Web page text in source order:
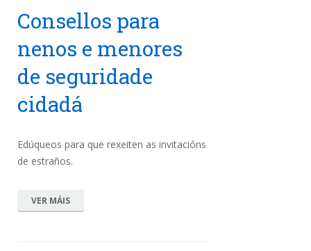
Consellos para
nenos e menores
de seguridade
cidadá
Edúqueos para que rexeiten as invitacións
de estraños.
VER MÁIS